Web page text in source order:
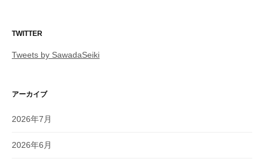
TWITTER
Tweets by SawadaSeiki
アーカイブ
2026年7月
2026年6月